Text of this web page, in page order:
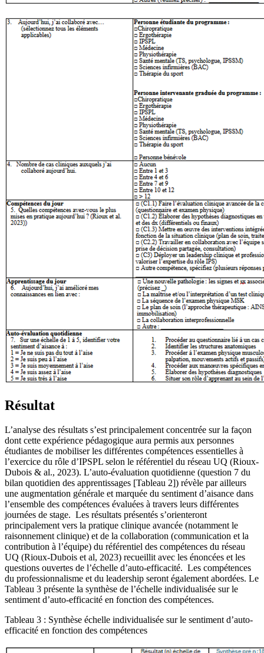
Résultat
L’analyse des résultats s’est principalement concentrée sur la façon
dont cette expérience pédagogique aura permis aux personnes
étudiantes de mobiliser les différentes compétences essentielles à
l’exercice du rôle d’IPSPL selon le référentiel du réseau UQ (Rioux-
Dubois & al., 2023). L’auto-évaluation quotidienne (question 7 du
bilan quotidien des apprentissages [Tableau 2]) révèle par ailleurs
une augmentation générale et marquée du sentiment d’aisance dans
l’ensemble des compétences évaluées à travers leurs différentes
journées de stage. Les résultats présentés s’orienteront
principalement vers la pratique clinique avancée (notamment le
raisonnement clinique) et de la collaboration (communication et la
contribution à l’équipe) du référentiel des compétences du réseau
UQ (Rioux-Dubois et al, 2023) recueillit avec les énoncées et les
questions ouvertes de l’échelle d’auto-efficacité. Les compétences
du professionnalisme et du leadership seront également abordées. Le
Tableau 3 présente la synthèse de l’échelle individualisée sur le
sentiment d’auto-efficacité en fonction des compétences.
Tableau 3 : Synthèse échelle individualisée sur le sentiment d’auto-
efficacité en fonction des compétences